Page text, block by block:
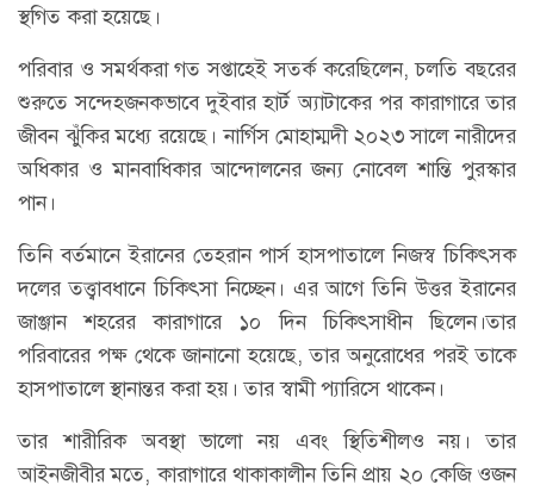
স্থগিত করা হয়েছে।
পরিবার ও সমর্থকরা গত সপ্তাহেই সতর্ক করেছিলেন, চলতি বছরের
শুরুতে সন্দেহজনকভাবে দুইবার হার্ট অ্যাটাকের পর কারাগারে তার
জীবন ঝুঁকির মধ্যে রয়েছে। নার্গিস মোহাম্মদী ২০২৩ সালে নারীদের
অধিকার ও মানবাধিকার আন্দোলনের জন্য নোবেল শান্তি পুরস্কার
পান।
তিনি বর্তমানে ইরানের তেহরান পার্স হাসপাতালে নিজস্ব চিকিৎসক
দলের তত্ত্বাবধানে চিকিৎসা নিচ্ছেন। এর আগে তিনি উত্তর ইরানের
জাঞ্জান শহরের কারাগারে ১০ দিন চিকিৎসাধীন ছিলেন।তার
পরিবারের পক্ষ থেকে জানানো হয়েছে, তার অনুরোধের পরই তাকে
হাসপাতালে স্থানান্তর করা হয়। তার স্বামী প্যারিসে থাকেন।
তার শারীরিক অবস্থা ভালো নয় এবং স্থিতিশীলও নয়। তার
আইনজীবীর মতে, কারাগারে থাকাকালীন তিনি প্রায় ২০ কেজি ওজন